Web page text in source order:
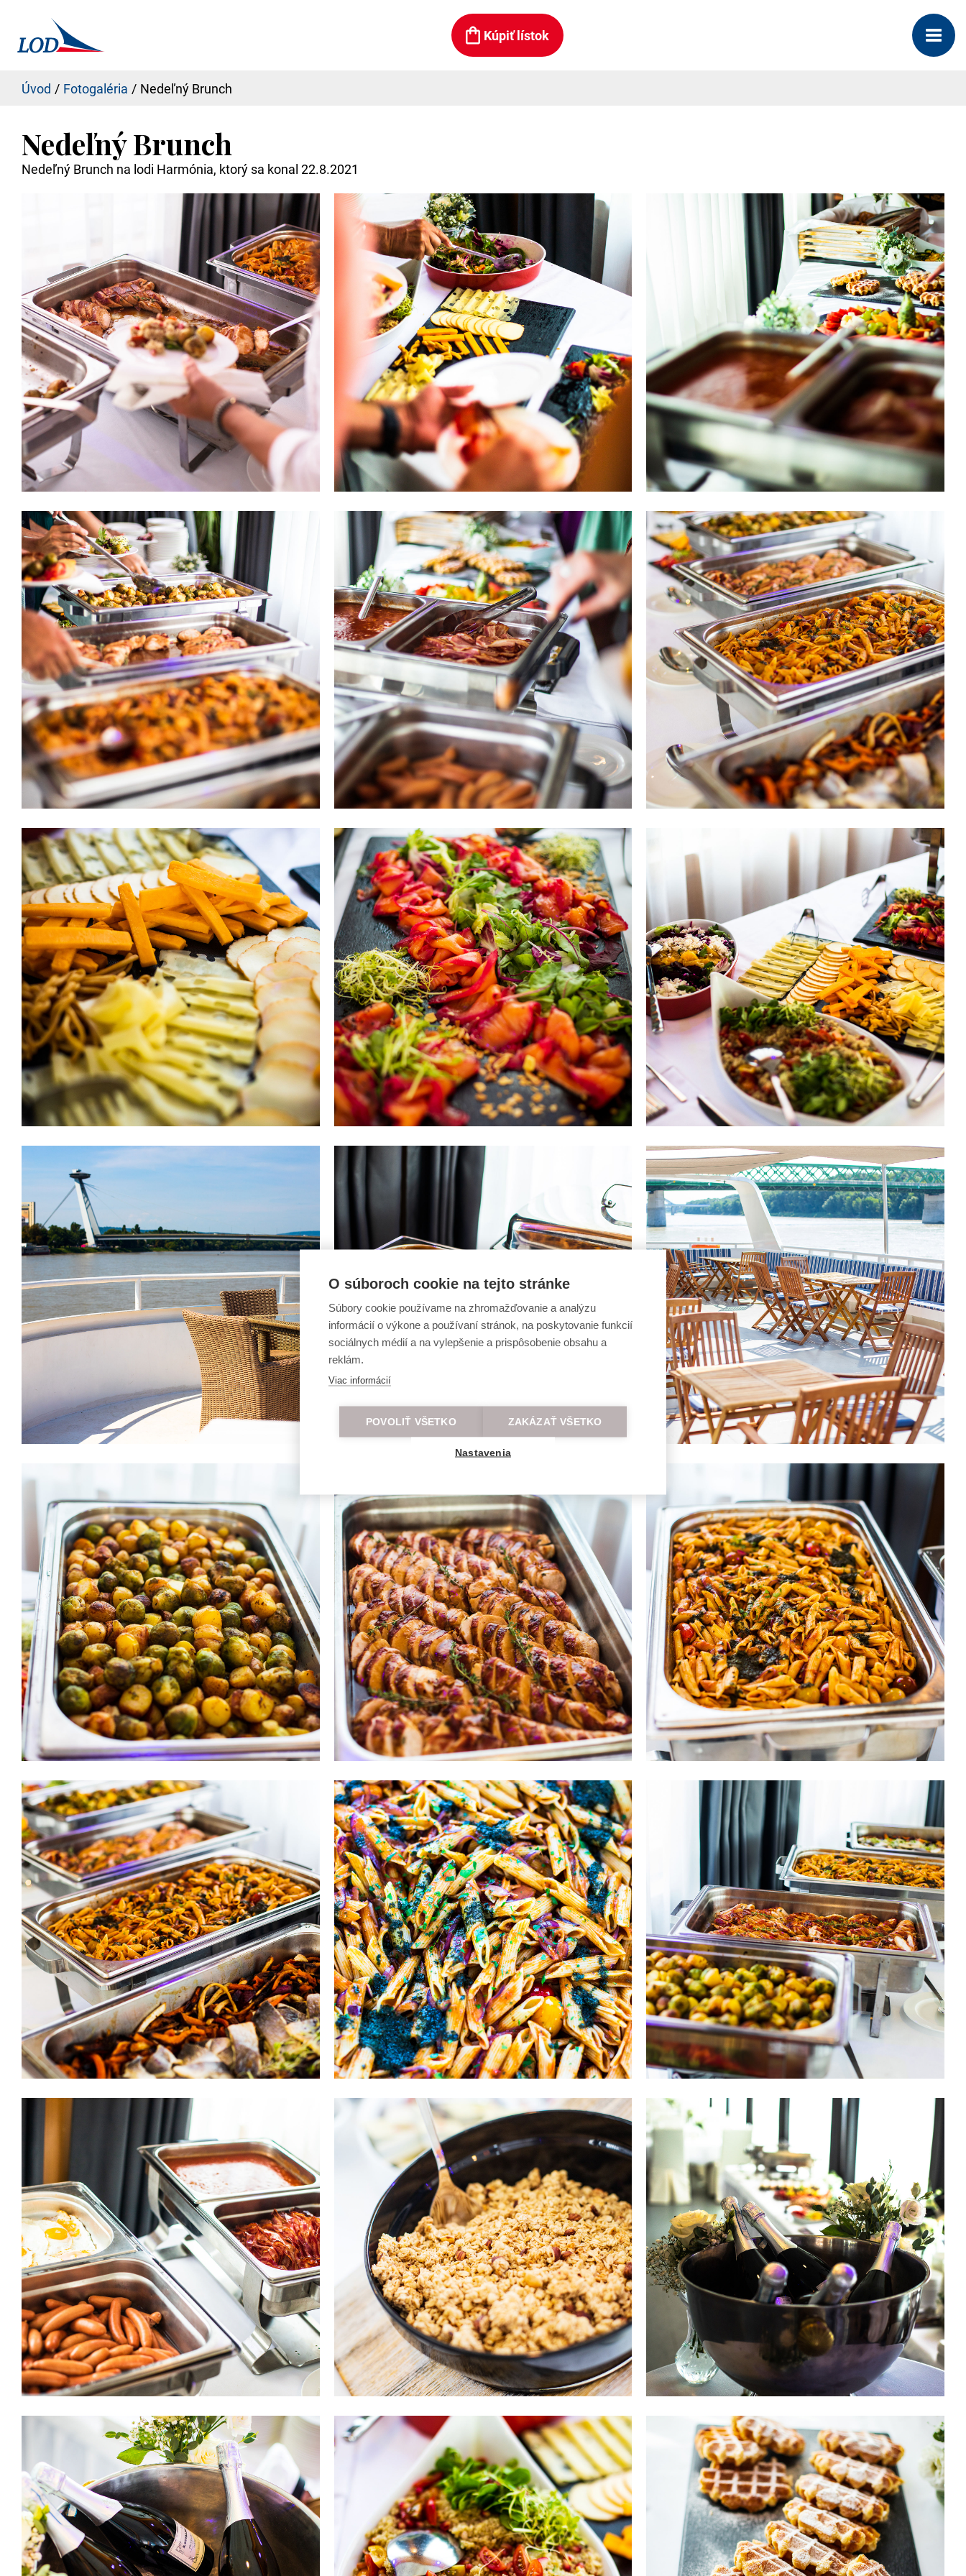
Kúpiť lístok
Úvod Fotogaléria Nedeľný Brunch
Nedeľný Brunch
Nedeľný Brunch na lodi Harmónia, ktorý sa konal 22.8.2021
O súboroch cookie na tejto stránke
Súbory cookie používame na zhromažďovanie a analýzu
informácií o výkone a používaní stránok, na poskytovanie funkcií
sociálnych médií a na vylepšenie a prispôsobenie obsahu a
reklám.
Viac informácií
POVOLIŤ VŠETKO ZAKÁZAŤ VŠETKO
Nastavenia